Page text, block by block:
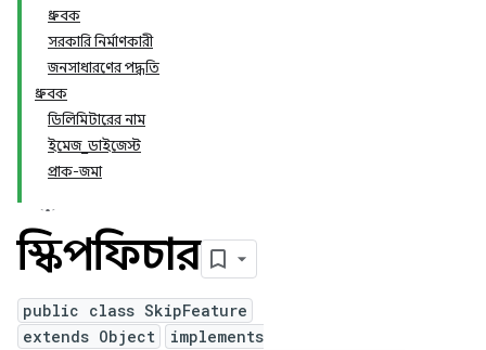
ধ্রুবক
সরকারি নির্মাণকারী
জনসাধারণের পদ্ধতি
ধ্রুবক
ডিলিমিটারের নাম
ইমেজ_ডাইজেস্ট
প্রাক-জমা
স্কিপফিচার
public class SkipFeature
extends Object
implements